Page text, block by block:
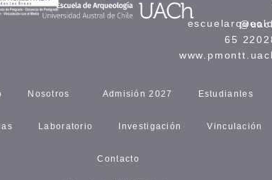
65
Nosotros Admisión 2027 Estudiantes
Laboratorio Investigación Vinculación
Contacto